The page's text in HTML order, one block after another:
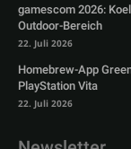
gamescom 2026:
Outdoor-Bereich
22. Juli 2026
Homebrew-App
PlayStation Vita
22. Juli 2026